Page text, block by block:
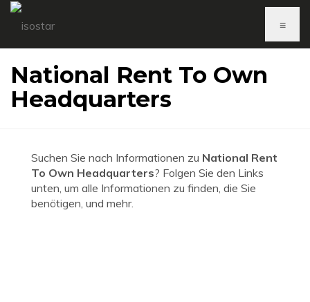
≡
National Rent To Own
Headquarters
Suchen Sie nach Informationen zu National Rent
To Own Headquarters? Folgen Sie den Links
unten, um alle Informationen zu finden, die Sie
benötigen, und mehr.